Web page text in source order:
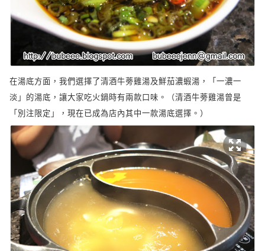
在湯底方面，我們選擇了清酒牛蒡雞湯及鮮茄濃蝦湯，「一濃一
淡」的湯底，讓大家吃火鍋時有兩款口味。（清酒牛蒡雞湯曾是
「別注限定」，現在已成為店內其中一款湯底選擇。）